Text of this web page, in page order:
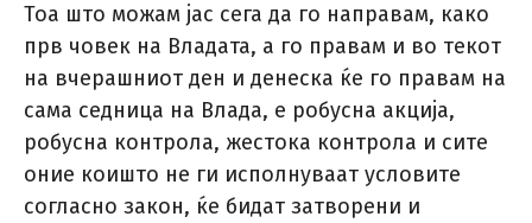
Тоа што можам јас сега да го направам, како
прв човек на Владата, а го правам и во текот
на вчерашниот ден и денеска ќе го правам на
сама седница на Влада, е робусна акција,
робусна контрола, жестока контрола и сите
оние коишто не ги исполнуваат условите
согласно закон, ќе бидат затворени и